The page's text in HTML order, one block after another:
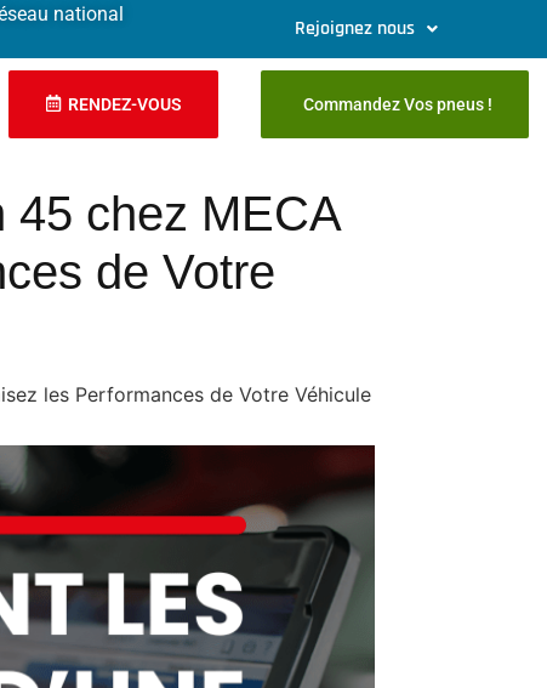
national
Rejoignez nous
RENDEZ-VOUS Commandez Vos pneus !
45 chez MECA
de Votre
les Performances de Votre Véhicule